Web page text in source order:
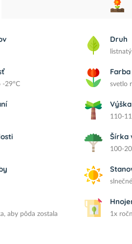
Druh
-29°C svetlo
110-
Šírka
100-
aby pôda zostala
1x